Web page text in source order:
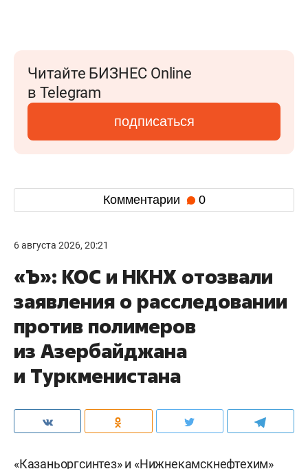
Читайте БИЗНЕС Online
в Telegram
подписаться
Комментарии 0
6 августа 2026, 20:21
«Ъ»: КОС и НКНХ отозвали
заявления о расследовании
против полимеров
из Азербайджана
и Туркменистана
«Казаньоргсинтез» и «Нижнекамскнефтехим»